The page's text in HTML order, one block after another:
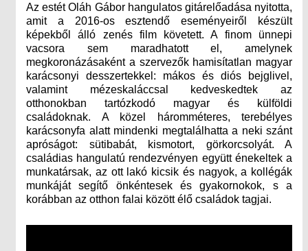
Az estét Oláh Gábor hangulatos gitárelőadása nyitotta,
amit a 2016-os esztendő eseményeiről készült
képekből álló zenés film követett. A finom ünnepi
vacsora sem maradhatott el, amelynek
megkoronázásaként a szervezők hamisítatlan magyar
karácsonyi desszertekkel: mákos és diós bejglivel,
valamint mézeskaláccsal kedveskedtek az
otthonokban tartózkodó magyar és külföldi
családoknak. A közel háromméteres, terebélyes
karácsonyfa alatt mindenki megtalálhatta a neki szánt
apróságot: sütibabát, kismotort, görkorcsolyát. A
családias hangulatú rendezvényen együtt énekeltek a
munkatársak, az ott lakó kicsik és nagyok, a kollégák
munkáját segítő önkéntesek és gyakornokok, s a
korábban az otthon falai között élő családok tagjai.